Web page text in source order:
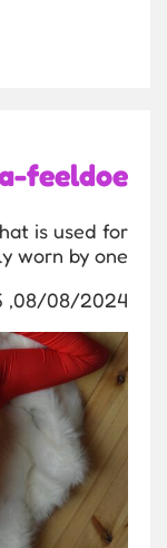
feeldoe/
is used for
worn by one…
08/08/2024, 22:06